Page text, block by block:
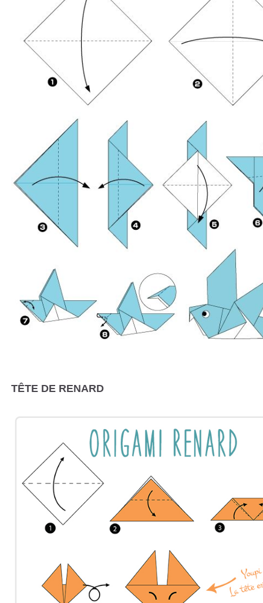
TÊTE DE RENARD